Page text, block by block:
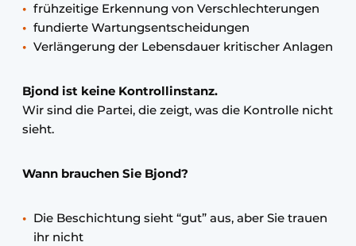
frühzeitige Erkennung von Verschlechterungen
fundierte Wartungsentscheidungen
Verlängerung der Lebensdauer kritischer Anlagen
Bjond ist keine Kontrollinstanz.
Wir sind die Partei, die zeigt, was die Kontrolle nicht
sieht.
Wann brauchen Sie Bjond?
Die Beschichtung sieht “gut” aus, aber Sie trauen
ihr nicht